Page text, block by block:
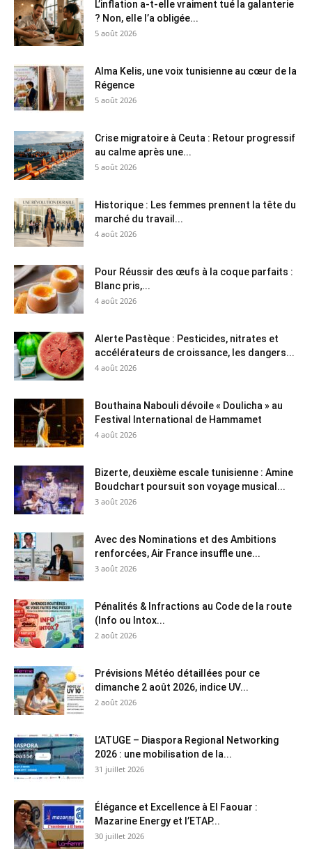
L’inflation a-t-elle vraiment tué la galanterie
? Non, elle l’a obligée...
5 août 2026
Alma Kelis, une voix tunisienne au cœur de la
Régence
5 août 2026
Crise migratoire à Ceuta : Retour progressif
au calme après une...
5 août 2026
Historique : Les femmes prennent la tête du
marché du travail...
4 août 2026
Pour Réussir des œufs à la coque parfaits :
Blanc pris,...
4 août 2026
Alerte Pastèque : Pesticides, nitrates et
accélérateurs de croissance, les dangers...
4 août 2026
Bouthaina Nabouli dévoile « Doulicha » au
Festival International de Hammamet
4 août 2026
Bizerte, deuxième escale tunisienne : Amine
Boudchart poursuit son voyage musical...
3 août 2026
Avec des Nominations et des Ambitions
renforcées, Air France insuffle une...
3 août 2026
Pénalités & Infractions au Code de la route
(Info ou Intox...
2 août 2026
Prévisions Météo détaillées pour ce
dimanche 2 août 2026, indice UV...
2 août 2026
L’ATUGE – Diaspora Regional Networking
2026 : une mobilisation de la...
31 juillet 2026
Élégance et Excellence à El Faouar :
Mazarine Energy et l’ETAP...
30 juillet 2026